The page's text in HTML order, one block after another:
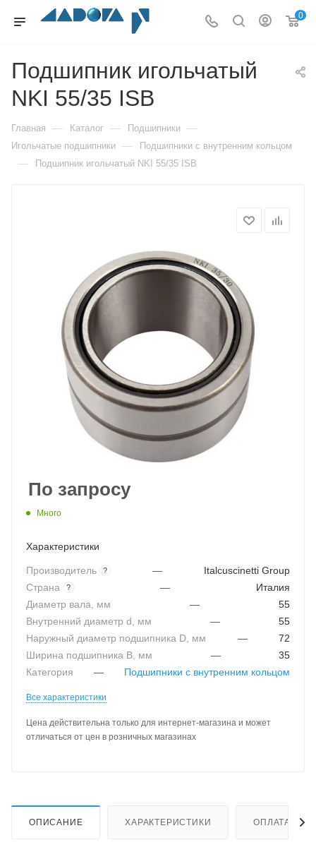
0
Подшипник игольчатый
NKI 55/35 ISB
Главная — Каталог — Подшипники —
Игольчатые подшипники — Подшипники с внутренним кольцом
— Подшипник игольчатый NKI 55/35 ISB
По запросу
Много
Характеристики
Производитель ? —
Italcuscinetti Group
Страна
? —
Италия
Диаметр вала, мм
—
55
Внутренний диаметр d, мм
—
55
Наружный диаметр подшипника D, мм
—
72
Ширина подшипника B, мм
—
35
Категория
— Подшипники с внутренним кольцом
Все характеристики
Цена действительна только для интернет-магазина и может
отличаться от цен в розничных магазинах
ОПИСАНИЕ ХАРАКТЕРИСТИКИ ОПЛАТА